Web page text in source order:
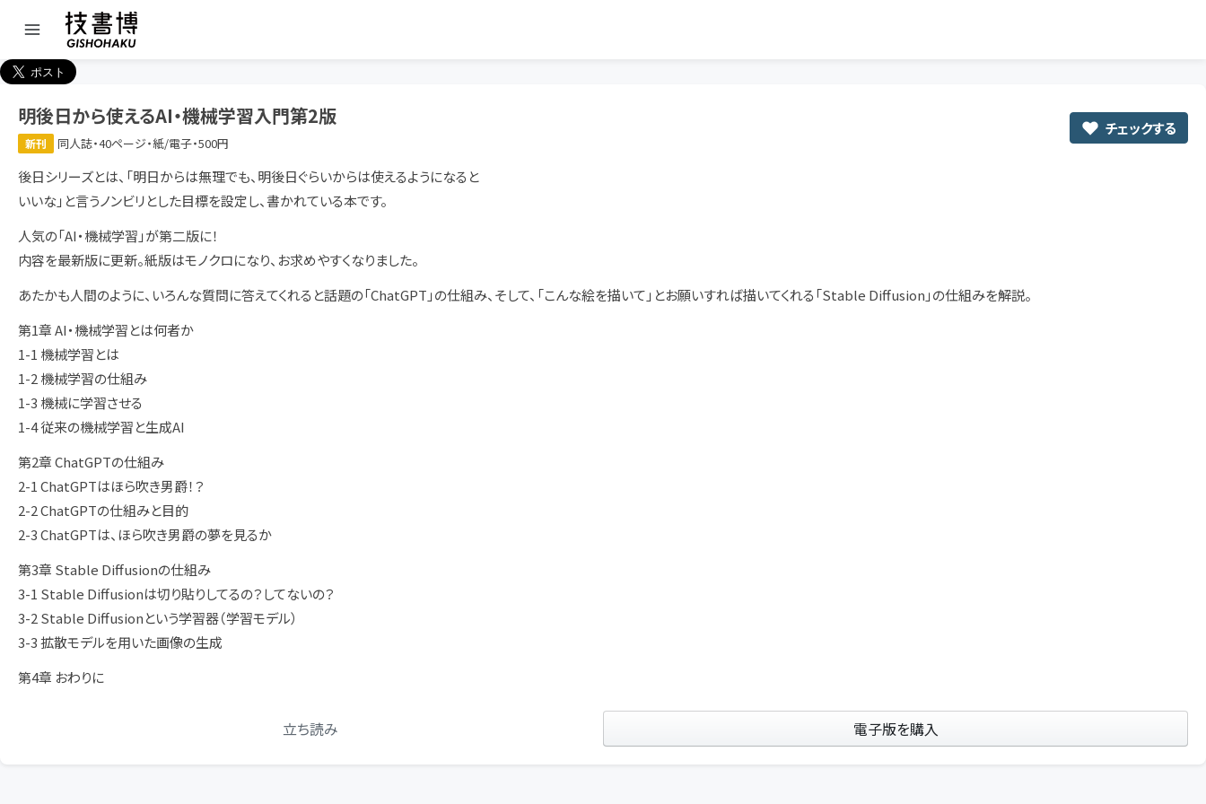
明後日から使えるAI・機械学習入門第2版
新刊 同人誌・40ページ・紙/電子・500円
チェックする
後日シリーズとは、「明日からは無理でも、明後日ぐらいからは使えるようになると
いいな」と言うノンビリとした目標を設定し、書かれている本です。
人気の「AI・機械学習」が第二版に！
内容を最新版に更新。紙版はモノクロになり、お求めやすくなりました。
あたかも人間のように、いろんな質問に答えてくれると話題の「ChatGPT」の仕組み、そして、「こんな絵を描いて」とお願いすれば描いてくれる「Stable Diffusion」の仕組みを解説。
第1章 AI・機械学習とは何者か
1-1 機械学習とは
1-2 機械学習の仕組み
1-3 機械に学習させる
1-4 従来の機械学習と生成AI
第2章 ChatGPTの仕組み
2-1 ChatGPTはほら吹き男爵！？
2-2 ChatGPTの仕組みと目的
2-3 ChatGPTは、ほら吹き男爵の夢を見るか
第3章 Stable Diffusionの仕組み
3-1 Stable Diffusionは切り貼りしてるの？してないの？
3-2 Stable Diffusionという学習器（学習モデル）
3-3 拡散モデルを用いた画像の生成
第4章 おわりに
立ち読み 電子版を購入